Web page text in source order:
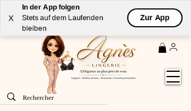
X
In der App folgen
Stets auf dem Laufenden
bleiben
Zur App
LivraisonGRATUITE (à partir de 59€) à domicile par
Colissimo en France métropolitaine